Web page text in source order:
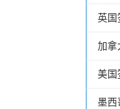
英国
加拿
美国
墨西